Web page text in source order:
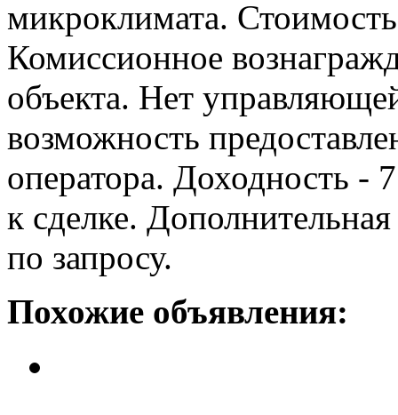
микроклимата.
Комиссионное
объекта. Нет
возможность
оператора. Доходность -
к сделке.
по запросу.
Похожие объявления: